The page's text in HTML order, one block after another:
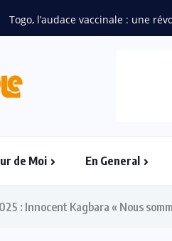
Togo, l’audace vaccinale : une
de Moi En General
: Innocent Kagbara « Nous